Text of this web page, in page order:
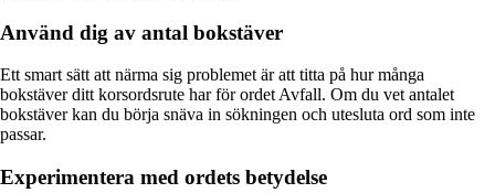
Använd dig av antal bokstäver
Ett smart sätt att närma sig problemet är att titta på hur många
bokstäver ditt korsordsrute har för ordet Avfall. Om du vet antalet
bokstäver kan du börja snäva in sökningen och utesluta ord som inte
passar.
Experimentera med ordets betydelse